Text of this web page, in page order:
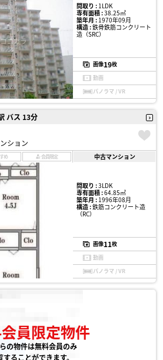
間取り :1LDK
専有面積 :38.25㎡
築年月 :1970年09月
構造 :鉄骨鉄筋コンクリート
造（SRC）
画像19枚
動画
パノラマ / VR
バス 13分
ション
め 会員限定 中古マンション
間取り :3LDK
専有面積 :64.85㎡
築年月 :1996年08月
構造 :鉄筋コンクリート造
（RC）
画像11枚
動画
パノラマ / VR
員限定物件
の物件は無料会員のみ
することができます。